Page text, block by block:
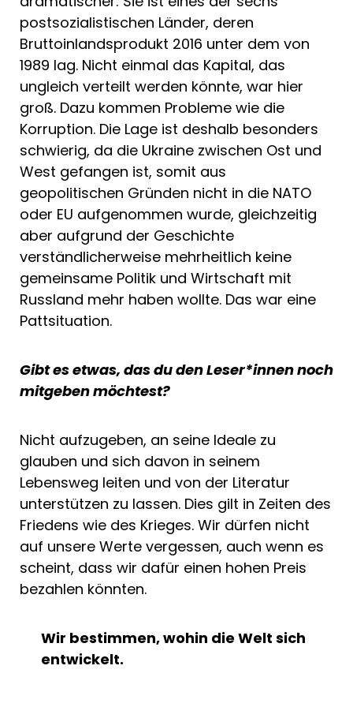
postsozialistischen Länder, deren
Bruttoinlandsprodukt 2016 unter dem von
1989 lag. Nicht einmal das Kapital, das
ungleich verteilt werden könnte, war hier
groß. Dazu kommen Probleme wie die
Korruption. Die Lage ist deshalb besonders
schwierig, da die Ukraine zwischen Ost und
West gefangen ist, somit aus
geopolitischen Gründen nicht in die NATO
oder EU aufgenommen wurde, gleichzeitig
aber aufgrund der Geschichte
verständlicherweise mehrheitlich keine
gemeinsame Politik und Wirtschaft mit
Russland mehr haben wollte. Das war eine
Pattsituation.
Gibt es etwas, das du den Leser*innen noch
mitgeben möchtest?
Nicht aufzugeben, an seine Ideale zu
glauben und sich davon in seinem
Lebensweg leiten und von der Literatur
unterstützen zu lassen. Dies gilt in Zeiten des
Friedens wie des Krieges. Wir dürfen nicht
auf unsere Werte vergessen, auch wenn es
scheint, dass wir dafür einen hohen Preis
bezahlen könnten.
Wir bestimmen, wohin die Welt sich
entwickelt.